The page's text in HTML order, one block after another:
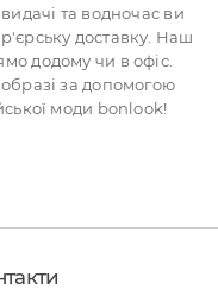
та водночас ви
доставку. Наш
додому чи в офіс.
образі за допомогою
моди bonlook!